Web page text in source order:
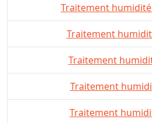
Traitement
Traitement
Traitement
Traitement
Traitement